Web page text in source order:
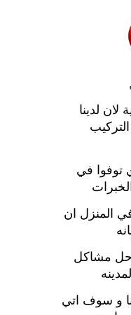
لان لدينا
توفوا في
المنزل ان
حل مشاكل
و سوف اتي